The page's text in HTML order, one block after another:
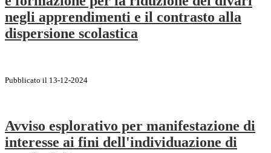
negli apprendimenti e il contrasto alla
dispersione scolastica
Pubblicato il 13-12-2024
Avviso esplorativo per manifestazione di
interesse ai fini dell'individuazione di